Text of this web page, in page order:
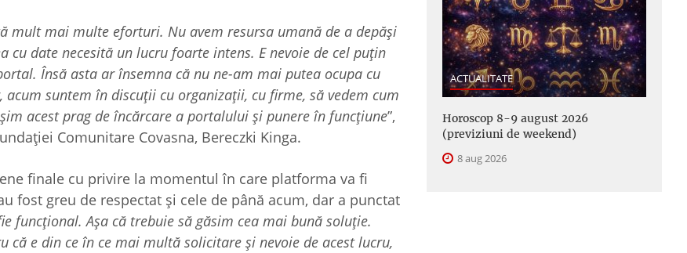
mult mai multe eforturi. Nu avem resursa umană de a depăși
date necesită un lucru foarte intens. E nevoie de cel puțin
Însă asta ar însemna că nu ne-am mai putea ocupa cu
suntem în discuții cu organizații, cu firme, să vedem cum
acest prag de încărcare a portalului și punere în funcțiune”,
Comunitare Covasna, Bereczki Kinga.
finale cu privire la momentul în care platforma va fi
fost greu de respectat și cele de până acum, dar a punctat
Așa că trebuie să găsim cea mai bună soluție.
că e din ce în ce mai multă solicitare și nevoie de acest lucru,
ACTUALITATE
Horoscop 8-9 august 2026
(previziuni de weekend)
8 aug 2026